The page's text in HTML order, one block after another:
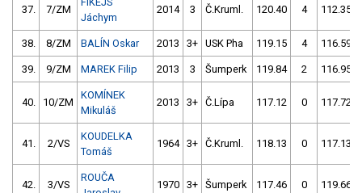
37. 7/ZM
Jáchym
2014 3 Č.Kruml. 120.40 4 112.35
38. 8/ZM BALÍN Oskar 2013 3+ USK Pha 119.15 4 116.59
39. 9/ZM MAREK Filip 2013 3 Šumperk 119.84 2 116.95
40. 10/ZM
KOMÍNEK
Mikuláš
2013 3+ Č.Lípa 117.12 0 117.72
41. 2/VS
KOUDELKA
Tomáš
1964 3+ Č.Kruml. 118.13 0 117.13
42. 3/VS
ROUČA
1970 3+ Šumperk 117.46 0 119.66